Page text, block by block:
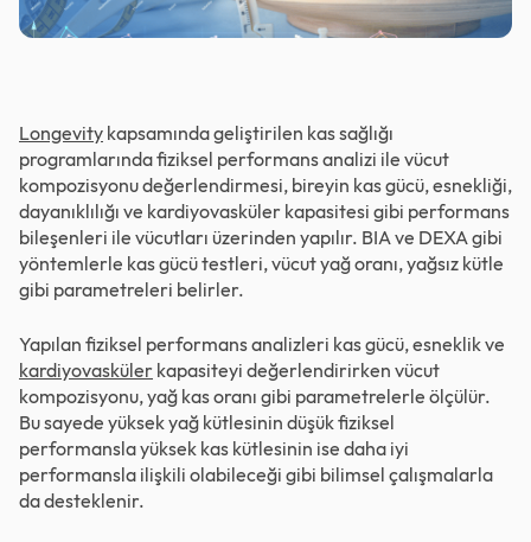
Longevity kapsamında geliştirilen kas sağlığı
programlarında fiziksel performans analizi ile vücut
kompozisyonu değerlendirmesi, bireyin kas gücü, esnekliği,
dayanıklılığı ve kardiyovasküler kapasitesi gibi performans
bileşenleri ile vücutları üzerinden yapılır. BIA ve DEXA gibi
yöntemlerle kas gücü testleri, vücut yağ oranı, yağsız kütle
gibi parametreleri belirler.
Yapılan fiziksel performans analizleri kas gücü, esneklik ve
kardiyovasküler kapasiteyi değerlendirirken vücut
kompozisyonu, yağ kas oranı gibi parametrelerle ölçülür.
Bu sayede yüksek yağ kütlesinin düşük fiziksel
performansla yüksek kas kütlesinin ise daha iyi
performansla ilişkili olabileceği gibi bilimsel çalışmalarla
da desteklenir.